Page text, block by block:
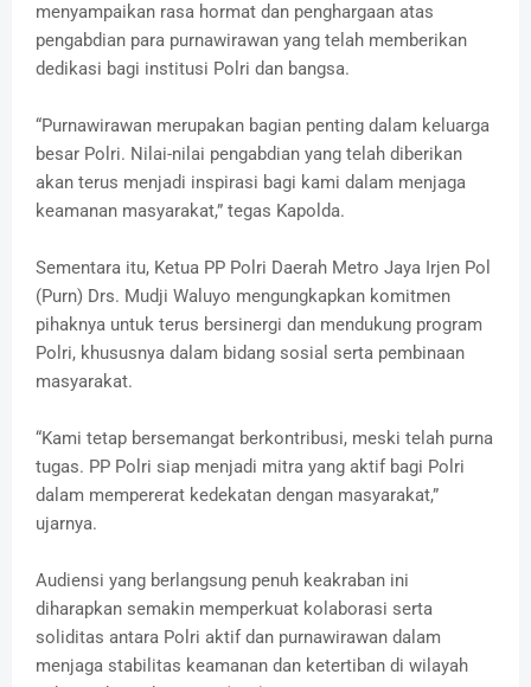
menyampaikan rasa hormat dan penghargaan atas
pengabdian para purnawirawan yang telah memberikan
dedikasi bagi institusi Polri dan bangsa.
“Purnawirawan merupakan bagian penting dalam keluarga
besar Polri. Nilai-nilai pengabdian yang telah diberikan
akan terus menjadi inspirasi bagi kami dalam menjaga
keamanan masyarakat,” tegas Kapolda.
Sementara itu, Ketua PP Polri Daerah Metro Jaya Irjen Pol
(Purn) Drs. Mudji Waluyo mengungkapkan komitmen
pihaknya untuk terus bersinergi dan mendukung program
Polri, khususnya dalam bidang sosial serta pembinaan
masyarakat.
“Kami tetap bersemangat berkontribusi, meski telah purna
tugas. PP Polri siap menjadi mitra yang aktif bagi Polri
dalam mempererat kedekatan dengan masyarakat,”
ujarnya.
Audiensi yang berlangsung penuh keakraban ini
diharapkan semakin memperkuat kolaborasi serta
soliditas antara Polri aktif dan purnawirawan dalam
menjaga stabilitas keamanan dan ketertiban di wilayah